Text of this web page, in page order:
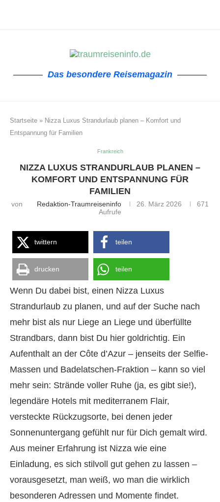
Das besondere Reisemagazin
Startseite » Nizza Luxus Strandurlaub planen – Komfort und
Entspannung für Familien
Frankreich
NIZZA LUXUS STRANDURLAUB PLANEN –
KOMFORT UND ENTSPANNUNG FÜR
FAMILIEN
von Redaktion-Traumreiseninfo 26. März 2026
671
Aufrufe
twittern teilen
drucken teilen
Wenn Du dabei bist, einen Nizza Luxus
Strandurlaub zu planen, und auf der Suche nach
mehr bist als nur Liege an Liege und überfüllte
Strandbars, dann bist Du hier goldrichtig. Ein
Aufenthalt an der Côte d’Azur – jenseits der Selfie-
Massen und Badelatschen-Fraktion – kann so viel
mehr sein: Strände voller Ruhe (ja, es gibt sie!),
legendäre Hotels mit mediterranem Flair,
versteckte Rückzugsorte, bei denen jeder
Sonnenuntergang gefühlt nur für Dich gemalt wird.
Aus meiner Erfahrung ist Nizza wie eine
Einladung, es sich stilvoll gut gehen zu lassen –
vorausgesetzt, man weiß, wo man die wirklich
besonderen Adressen und Momente findet.